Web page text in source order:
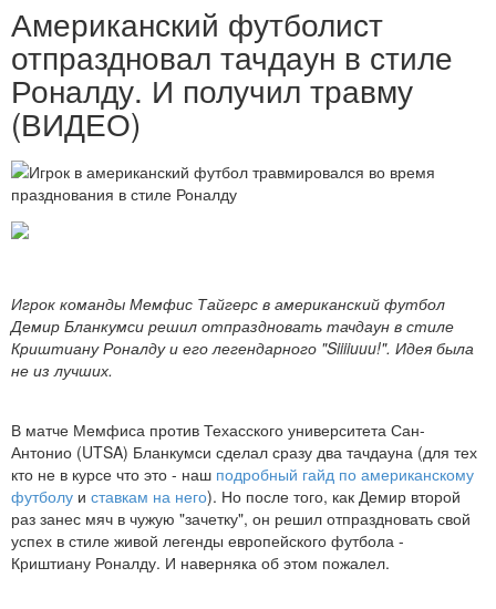
Американский футболист
отпраздновал тачдаун в стиле
Роналду. И получил травму
(ВИДЕО)
Игрок команды Мемфис Тайгерс в американский футбол
Демир Бланкумси решил отпраздновать тачдаун в стиле
Криштиану Роналду и его легендарного "Siiiiuuu!". Идея была
не из лучших.
В матче Мемфиса против Техасского университета Сан-
Антонио (UTSA) Бланкумси сделал сразу два тачдауна (для тех
кто не в курсе что это - наш подробный гайд по американскому
футболу и ставкам на него). Но после того, как Демир второй
раз занес мяч в чужую "зачетку", он решил отпраздновать свой
успех в стиле живой легенды европейского футбола -
Криштиану Роналду. И наверняка об этом пожалел.